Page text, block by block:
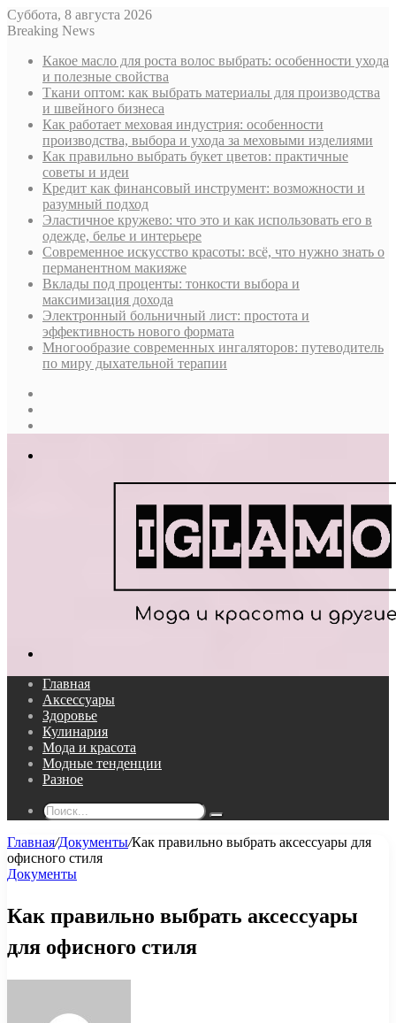
Суббота, 8 августа 2026
Breaking News
Какое масло для роста волос выбрать: особенности ухода
и полезные свойства
Ткани оптом: как выбрать материалы для производства
и швейного бизнеса
Как работает меховая индустрия: особенности
производства, выбора и ухода за меховыми изделиями
Как правильно выбрать букет цветов: практичные
советы и идеи
Кредит как финансовый инструмент: возможности и
разумный подход
Эластичное кружево: что это и как использовать его в
одежде, белье и интерьере
Современное искусство красоты: всё, что нужно знать о
перманентном макияже
Вклады под проценты: тонкости выбора и
максимизация дохода
Электронный больничный лист: простота и
эффективность нового формата
Многообразие современных ингаляторов: путеводитель
по миру дыхательной терапии
Главная
Аксессуары
Здоровье
Кулинария
Мода и красота
Модные тенденции
Разное
Поиск...
Главная/Документы/Как правильно выбрать аксессуары для
офисного стиля
Документы
Как правильно выбрать аксессуары
для офисного стиля